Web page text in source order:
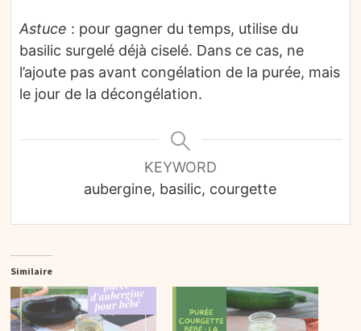
Astuce : pour gagner du temps, utilise du
basilic surgelé déjà ciselé. Dans ce cas, ne
l’ajoute pas avant congélation de la purée, mais
le jour de la décongélation.
KEYWORD
aubergine, basilic, courgette
Similaire